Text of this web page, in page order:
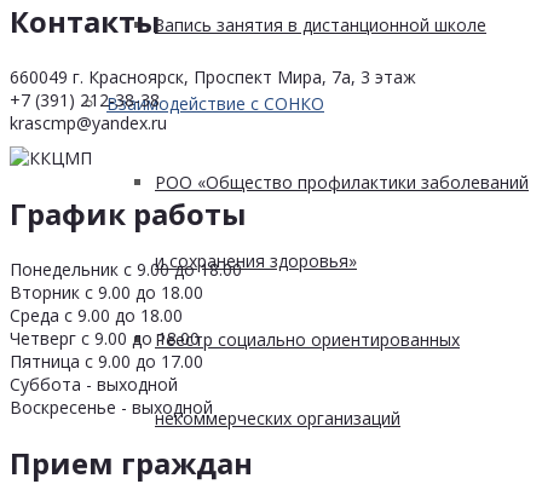
Запись занятия в дистанционной школе
Взаимодействие с СОНКО
РОО «Общество профилактики заболеваний
и сохранения здоровья»
Реестр социально ориентированных
некоммерческих организаций
Контакты
660049 г. Красноярск, Проспект Мира, 7а, 3 этаж
+7 (391) 212-38-38
krascmp@yandex.ru
График работы
Понедельник с 9.00 до 18.00
Вторник с 9.00 до 18.00
Среда с 9.00 до 18.00
Четверг с 9.00 до 18.00
Пятница с 9.00 до 17.00
Суббота - выходной
Воскресенье - выходной
Прием граждан